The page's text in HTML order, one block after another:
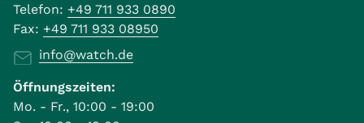
Telefon: +49 711 933 0890
Fax: +49 711 933 08950
info@watch.de
Öffnungszeiten:
Mo. - Fr., 10:00 - 19:00